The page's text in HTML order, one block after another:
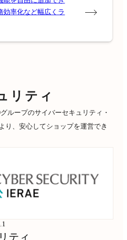
効率化など幅広くラ
リティ
ループのサイバーセキュリティ・
り、安心してショップを運営でき
ティ